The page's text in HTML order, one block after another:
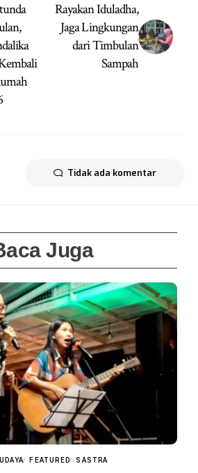
Rayakan Iduladha,
Jaga Lingkungan
dari Timbulan
Sampah
Tidak ada komentar
Juga
FEATURED SASTRA